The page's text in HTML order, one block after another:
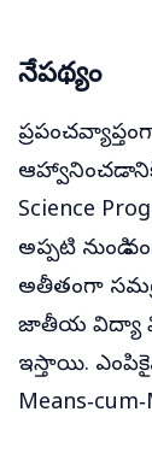
నేపథ్యం
ఆహ్వానించడానికి
Science
అప్పటి నుండి
అతీతంగా
జాతీయ విద్యా
ఇస్తాయి.